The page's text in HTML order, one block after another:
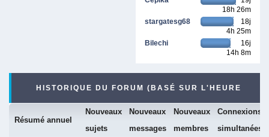
18h 26m
stargatesg68
18j
4h 25m
Bilechi
16j
14h 8m
HISTORIQUE DU FORUM (BASÉ SUR L'HEURE
Résumé annuel
Nouveaux
sujets
Nouveaux
messages
Nouveaux
membres
Connexions
simultanées